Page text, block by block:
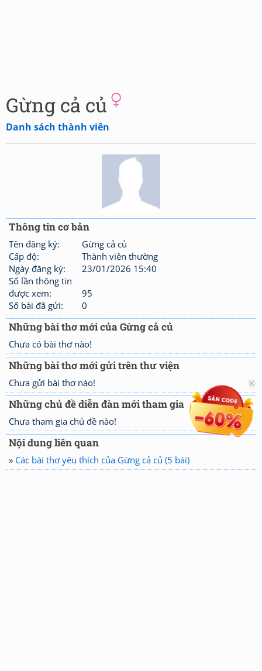
Gừng cả củ
Danh sách thành viên
Thông tin cơ bản
Tên đăng ký:
Gừng cả củ
Cấp độ:
Thành viên thường
Ngày đăng ký:
23/01/2026 15:40
Số lần thông tin
được xem:
95
Số bài đã gửi:
0
Những bài thơ mới của Gừng cả củ
Chưa có bài thơ nào!
Những bài thơ mới gửi trên thư viện
Chưa gửi bài thơ nào!
Những chủ đề diễn đàn mới tham gia
Chưa tham gia chủ đề nào!
Nội dung liên quan
» Các bài thơ yêu thích của Gừng cả củ (5 bài)